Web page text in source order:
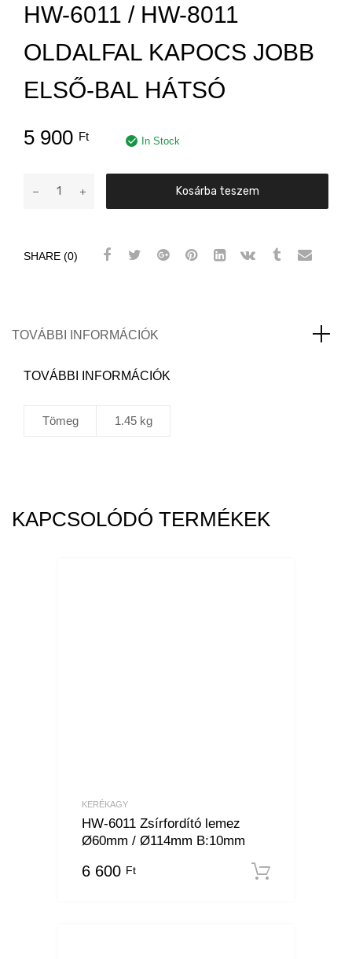
HW-6011 / HW-8011
OLDALFAL KAPOCS JOBB
ELSŐ-BAL HÁTSÓ
5 900 Ft In Stock
8011
első-
hátsó
Kosárba teszem
SHARE (0)
TOVÁBBI INFORMÁCIÓK
TOVÁBBI INFORMÁCIÓK
Tömeg 1.45 kg
KAPCSOLÓDÓ TERMÉKEK
KERÉKAGY
HW-6011 Zsírfordító lemez
Ø60mm / Ø114mm B:10mm
6 600 Ft